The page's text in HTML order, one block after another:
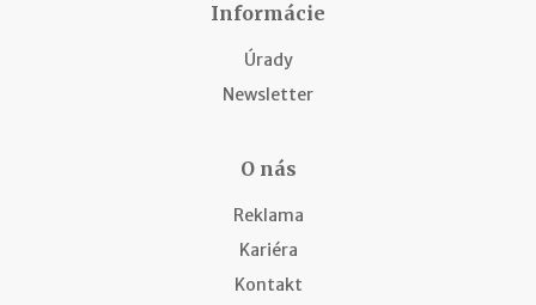
Informácie
Úrady
Newsletter
O nás
Reklama
Kariéra
Kontakt